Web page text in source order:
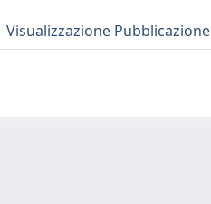
Visualizzazione Pubblicazione